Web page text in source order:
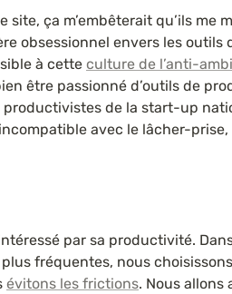
site, ça m’embêterait qu’ils me
obsessionnel envers les outils
à cette culture de l’anti-
être passionné d’outils de
de la start-up
avec le lâcher-prise,
par sa productivité.
fréquentes, nous choisissons
évitons les frictions. Nous allons